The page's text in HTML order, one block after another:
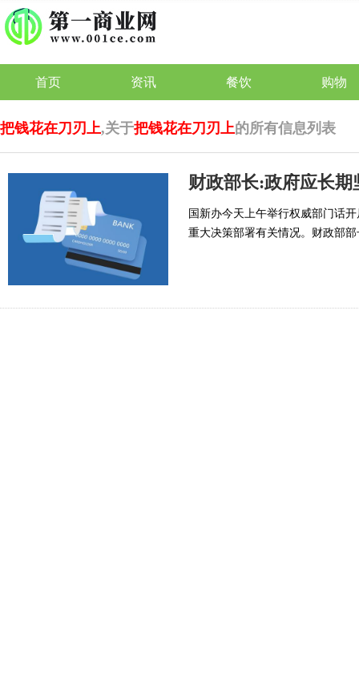
首页 资讯 餐饮 购物
把钱花在刀刃上,关于把钱花在刀刃上的所有信息列表
财政部长:政府应长
国新办今天上午举行权威部门话
重大决策部署有关情况。财政部